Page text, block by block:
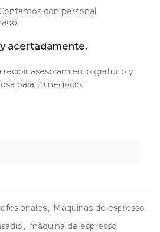
con personal
acertadamente.
recibir asesoramiento gratuito y
para tu negocio.
, Máquinas de espresso
, máquina de espresso